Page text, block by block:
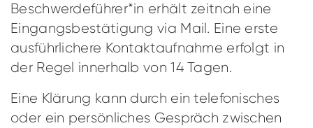
Beschwerdeführer*in erhält zeitnah eine
Eingangsbestätigung via Mail. Eine erste
ausführlichere Kontaktaufnahme erfolgt in
der Regel innerhalb von 14 Tagen.
Eine Klärung kann durch ein telefonisches
oder ein persönliches Gespräch zwischen